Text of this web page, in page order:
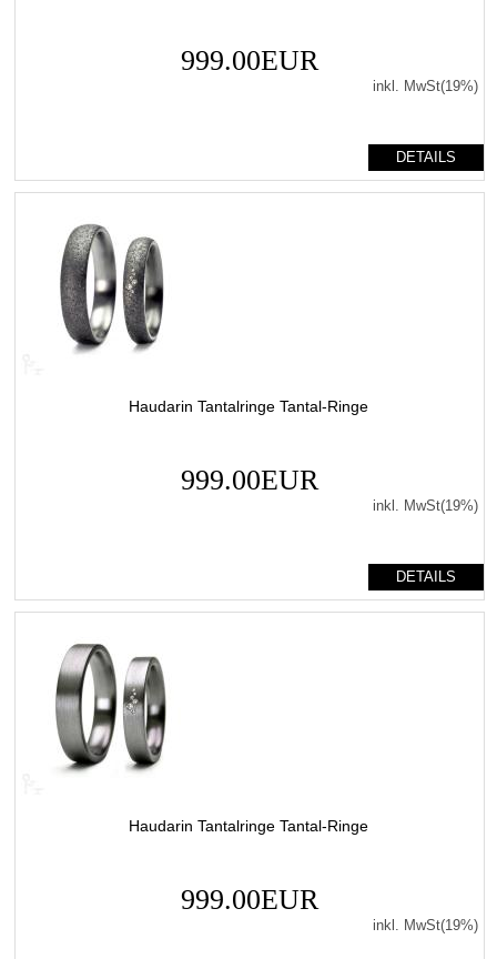
999.00EUR
inkl. MwSt(19%)
DETAILS
Haudarin Tantalringe Tantal-Ringe
999.00EUR
inkl. MwSt(19%)
DETAILS
Haudarin Tantalringe Tantal-Ringe
999.00EUR
inkl. MwSt(19%)